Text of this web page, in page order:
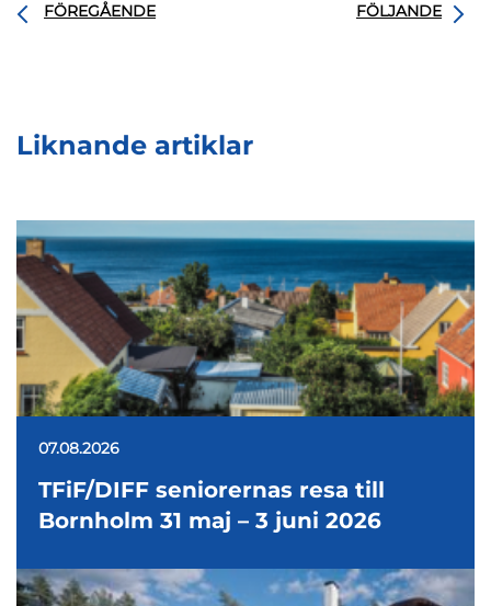
FÖREGÅENDE FÖLJANDE
Liknande artiklar
07.08.2026
TFiF/DIFF seniorernas resa till
Bornholm 31 maj – 3 juni 2026